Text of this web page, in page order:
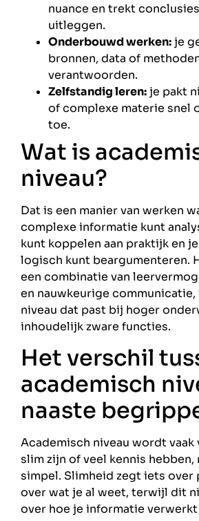
nuance en trekt
uitleggen.
Onderbouwd werken:je
bronnen, data of
verantwoorden.
Zelfstandig leren:je pakt
of complexe materie snel
toe.
Wat is
niveau?
Dat is een manier van werken
complexe informatie kunt
kunt koppelen aan praktijk en
logisch kunt beargumenteren.
een combinatie van
en nauwkeurige communicatie,
niveau dat past bij hoger
inhoudelijk zware functies.
Het verschil
academisch
naaste
Academisch niveau wordt vaak
slim zijn of veel kennis hebben,
simpel. Slimheid zegt iets over
over wat je al weet, terwijl dit
over hoe je informatie